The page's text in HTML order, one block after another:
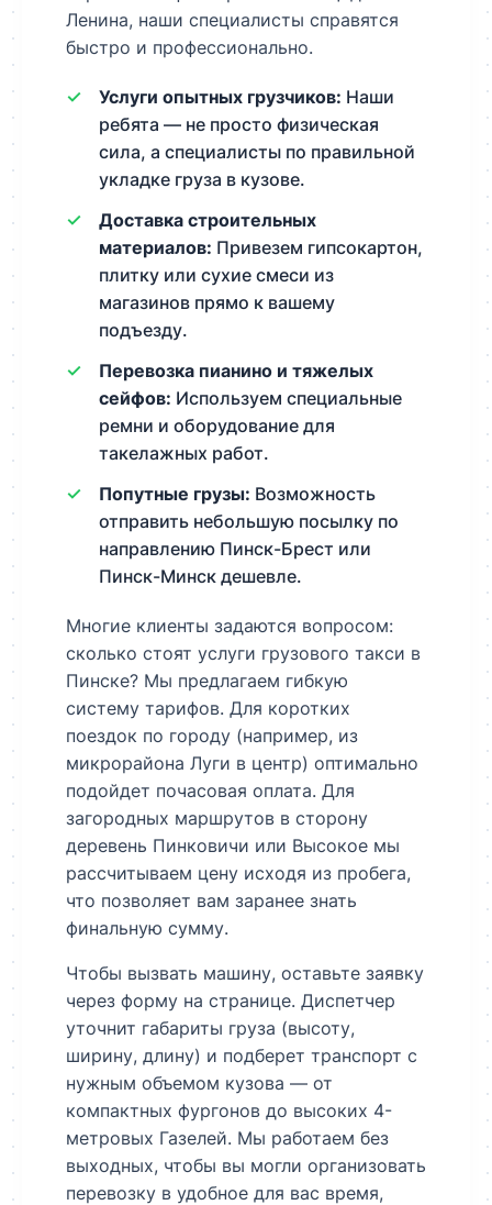
Ленина, наши специалисты справятся
быстро и профессионально.
Услуги опытных грузчиков: Наши
ребята — не просто физическая
сила, а специалисты по правильной
укладке груза в кузове.
Доставка строительных
материалов: Привезем гипсокартон,
плитку или сухие смеси из
магазинов прямо к вашему
подъезду.
Перевозка пианино и тяжелых
сейфов: Используем специальные
ремни и оборудование для
такелажных работ.
Попутные грузы: Возможность
отправить небольшую посылку по
направлению Пинск-Брест или
Пинск-Минск дешевле.
Многие клиенты задаются вопросом:
сколько стоят услуги грузового такси в
Пинске? Мы предлагаем гибкую
систему тарифов. Для коротких
поездок по городу (например, из
микрорайона Луги в центр) оптимально
подойдет почасовая оплата. Для
загородных маршрутов в сторону
деревень Пинковичи или Высокое мы
рассчитываем цену исходя из пробега,
что позволяет вам заранее знать
финальную сумму.
Чтобы вызвать машину, оставьте заявку
через форму на странице. Диспетчер
уточнит габариты груза (высоту,
ширину, длину) и подберет транспорт с
нужным объемом кузова — от
компактных фургонов до высоких 4-
метровых Газелей. Мы работаем без
выходных, чтобы вы могли организовать
перевозку в удобное для вас время,